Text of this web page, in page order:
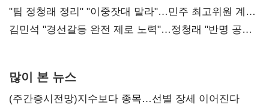
"팀 정청래 정리" "이중잣대 말라"…민주 최고위원 계파
다툼 격화
김민석 "경선갈등 완전 제로 노력"…정청래 "반명 공세
많이 본 뉴스
(주간증시전망)지수보다 종목…선별 장세 이어진다